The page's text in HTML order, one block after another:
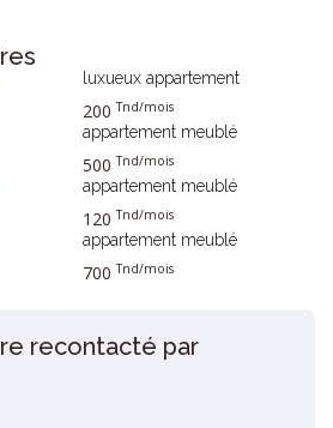
luxueux appartement
200 Tnd/mois
appartement meublé
500 Tnd/mois
appartement meublé
120 Tnd/mois
appartement meublé
700 Tnd/mois
recontacté par